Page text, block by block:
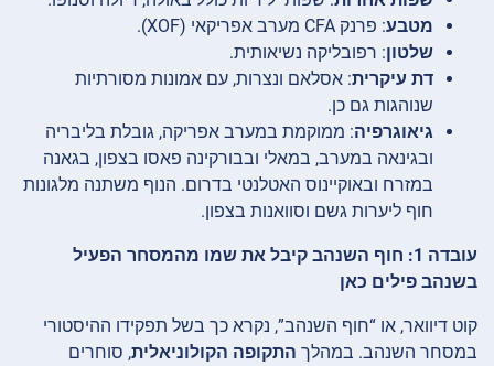
מטבע: פרנק CFA מערב אפריקאי (XOF).
שלטון: רפובליקה נשיאותית.
דת עיקרית: אסלאם ונצרות, עם אמונות מסורתיות
שנוהגות גם כן.
גיאוגרפיה: ממוקמת במערב אפריקה, גובלת בליבריה
ובגינאה במערב, במאלי ובבורקינה פאסו בצפון, בגאנה
במזרח ובאוקיינוס האטלנטי בדרום. הנוף משתנה מלגונות
חוף ליערות גשם וסוואנות בצפון.
עובדה 1: חוף השנהב קיבל את שמו מהמסחר הפעיל
בשנהב פילים כאן
קוט דיוואר, או “חוף השנהב”, נקרא כך בשל תפקידו ההיסטורי
במסחר השנהב. במהלך התקופה הקולוניאלית, סוחרים